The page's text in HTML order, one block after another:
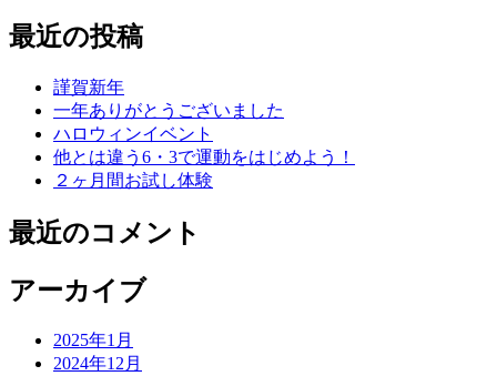
最近の投稿
謹賀新年
一年ありがとうございました
ハロウィンイベント
他とは違う6・3で運動をはじめよう！
２ヶ月間お試し体験
最近のコメント
アーカイブ
2025年1月
2024年12月